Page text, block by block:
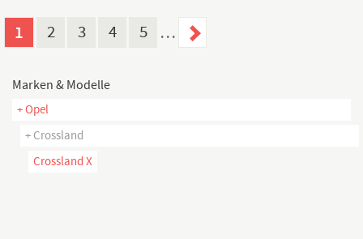
1 2 3 4 5 …
Marken & Modelle
+ Opel
+ Crossland
Crossland X